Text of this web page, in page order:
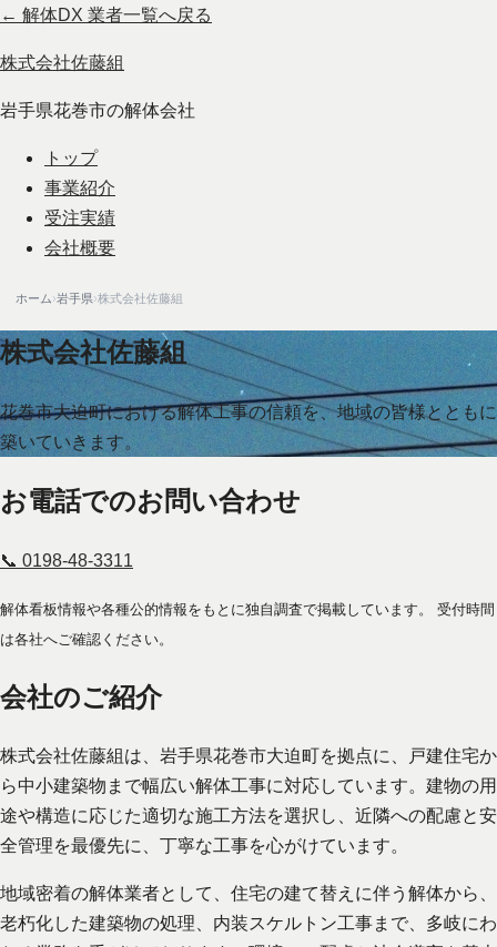
← 解体DX 業者一覧へ戻る
株式会社佐藤組
岩手県花巻市の解体会社
トップ
事業紹介
受注実績
会社概要
ホーム›岩手県›株式会社佐藤組
株式会社佐藤組
花巻市大迫町における解体工事の信頼を、地域の皆様とともに
築いていきます。
お電話でのお問い合わせ
📞 0198-48-3311
解体看板情報や各種公的情報をもとに独自調査で掲載しています。 受付時間
は各社へご確認ください。
会社のご紹介
株式会社佐藤組は、岩手県花巻市大迫町を拠点に、戸建住宅か
ら中小建築物まで幅広い解体工事に対応しています。建物の用
途や構造に応じた適切な施工方法を選択し、近隣への配慮と安
全管理を最優先に、丁寧な工事を心がけています。
地域密着の解体業者として、住宅の建て替えに伴う解体から、
老朽化した建築物の処理、内装スケルトン工事まで、多岐にわ